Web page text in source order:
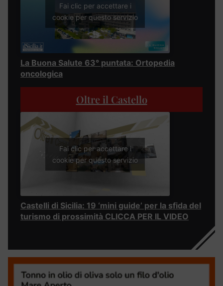
Fai clic per accettare i
cookie per questo servizio
La Buona Salute 63° puntata: Ortopedia
oncologica
Oltre il Castello
Fai clic per accettare i
cookie per questo servizio
Castelli di Sicilia: 19 ‘mini guide’ per la sfida del
turismo di prossimità CLICCA PER IL VIDEO